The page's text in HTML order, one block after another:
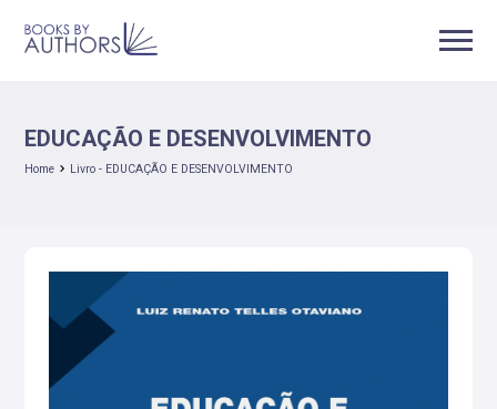
EDUCAÇÃO E DESENVOLVIMENTO
Home Livro - EDUCAÇÃO E DESENVOLVIMENTO